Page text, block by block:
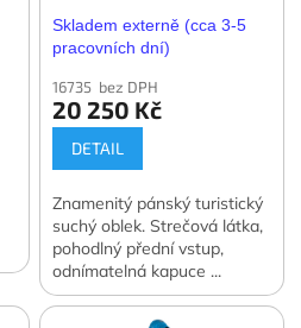
Skladem externě (cca 3-5
pracovních dní)
16735 bez DPH
20 250 Kč
DETAIL
Znamenitý pánský turistický
suchý oblek. Strečová látka,
pohodlný přední vstup,
odnímatelná kapuce ...
Pohodlí pro fanoušky
vodních sportů.